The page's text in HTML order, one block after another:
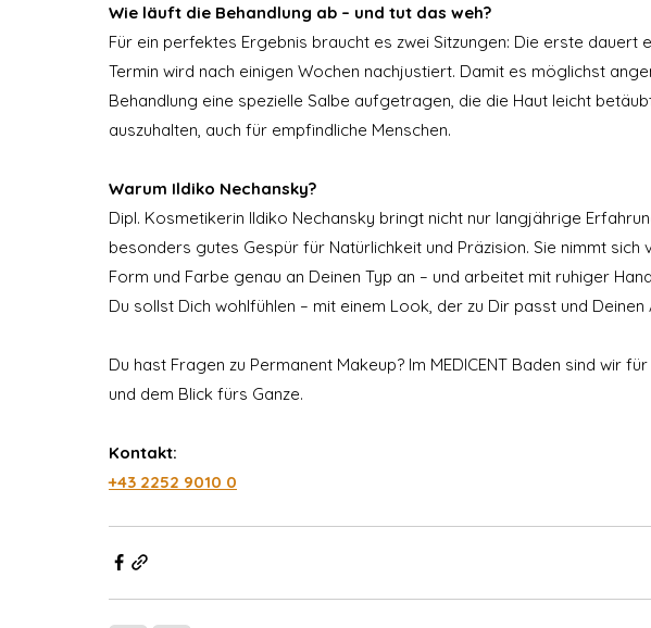
Wie läuft die Behandlung ab – und tut das weh?
Für ein perfektes Ergebnis braucht es zwei Sitzungen: Die erste dauert
Termin wird nach einigen Wochen nachjustiert. Damit es möglichst
Behandlung eine spezielle Salbe aufgetragen, die die Haut leicht
auszuhalten, auch für empfindliche Menschen.
Warum Ildiko Nechansky?
Dipl. Kosmetikerin Ildiko Nechansky bringt nicht nur langjährige
besonders gutes Gespür für Natürlichkeit und Präzision. Sie nimmt
Form und Farbe genau an Deinen Typ an – und arbeitet mit ruhiger
Du sollst Dich wohlfühlen – mit einem Look, der zu Dir passt und
Du hast Fragen zu Permanent Makeup? Im MEDICENT Baden sind wir
und dem Blick fürs Ganze.
Kontakt:
+43 2252 9010 0